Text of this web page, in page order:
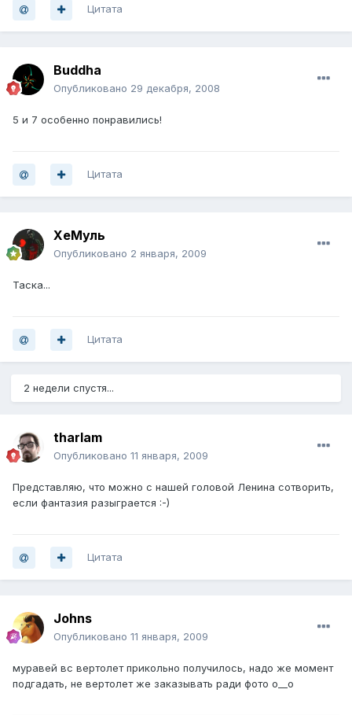
Цитата
Buddha
Опубликовано 29 декабря, 2008
5 и 7 особенно понравились!
Цитата
ХеМуль
Опубликовано 2 января, 2009
Таска...
Цитата
2 недели спустя...
tharlam
Опубликовано 11 января, 2009
Представляю, что можно с нашей головой Ленина сотворить,
если фантазия разыграется :-)
Цитата
Johns
Опубликовано 11 января, 2009
муравей вс вертолет прикольно получилось, надо же момент
подгадать, не вертолет же заказывать ради фото о__о